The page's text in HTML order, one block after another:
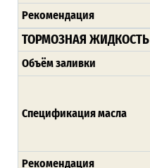
Рекомендация
ТОРМОЗНАЯ ЖИДКОСТЬ
Объём заливки
Спецификация масла
Рекомендация